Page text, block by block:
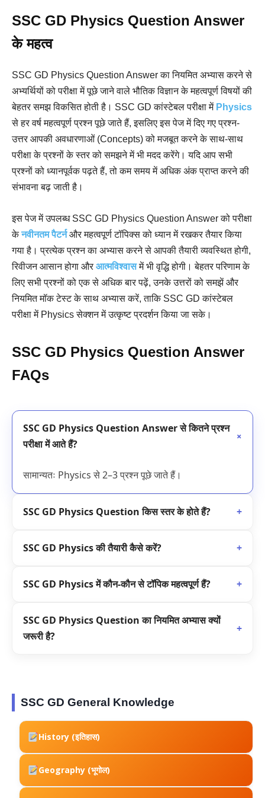
SSC GD Physics Question Answer
के महत्व
SSC GD Physics Question Answer का नियमित अभ्यास करने से
अभ्यर्थियों को परीक्षा में पूछे जाने वाले भौतिक विज्ञान के महत्वपूर्ण विषयों की
बेहतर समझ विकसित होती है। SSC GD कांस्टेबल परीक्षा में Physics
से हर वर्ष महत्वपूर्ण प्रश्न पूछे जाते हैं, इसलिए इस पेज में दिए गए प्रश्न-
उत्तर आपकी अवधारणाओं (Concepts) को मजबूत करने के साथ-साथ
परीक्षा के प्रश्नों के स्तर को समझने में भी मदद करेंगे। यदि आप सभी
प्रश्नों को ध्यानपूर्वक पढ़ते हैं, तो कम समय में अधिक अंक प्राप्त करने की
संभावना बढ़ जाती है।
इस पेज में उपलब्ध SSC GD Physics Question Answer को परीक्षा
केनवीनतम पैटर्न और महत्वपूर्ण टॉपिक्स को ध्यान में रखकर तैयार किया
गया है। प्रत्येक प्रश्न का अभ्यास करने से आपकी तैयारी व्यवस्थित होगी,
रिवीजन आसान होगा और आत्मविश्वासमें भी वृद्धि होगी। बेहतर परिणाम के
लिए सभी प्रश्नों को एक से अधिक बार पढ़ें, उनके उत्तरों को समझें और
नियमित मॉक टेस्ट के साथ अभ्यास करें, ताकि SSC GD कांस्टेबल
परीक्षा में Physics सेक्शन में उत्कृष्ट प्रदर्शन किया जा सके।
SSC GD Physics Question Answer
FAQs
SSC GD Physics Question Answer से कितने प्रश्न
परीक्षा में आते हैं?
+
सामान्यतः Physics से 2–3 प्रश्न पूछे जाते हैं।
SSC GD Physics Question किस स्तर के होते हैं?
+
SSC GD Physics की तैयारी कैसे करें?
+
SSC GD Physics में कौन-कौन से टॉपिक महत्वपूर्ण हैं?
+
SSC GD Physics Question का नियमित अभ्यास क्यों
जरूरी है?
+
SSC GD General Knowledge
History (इतिहास)
Geography (भूगोल)